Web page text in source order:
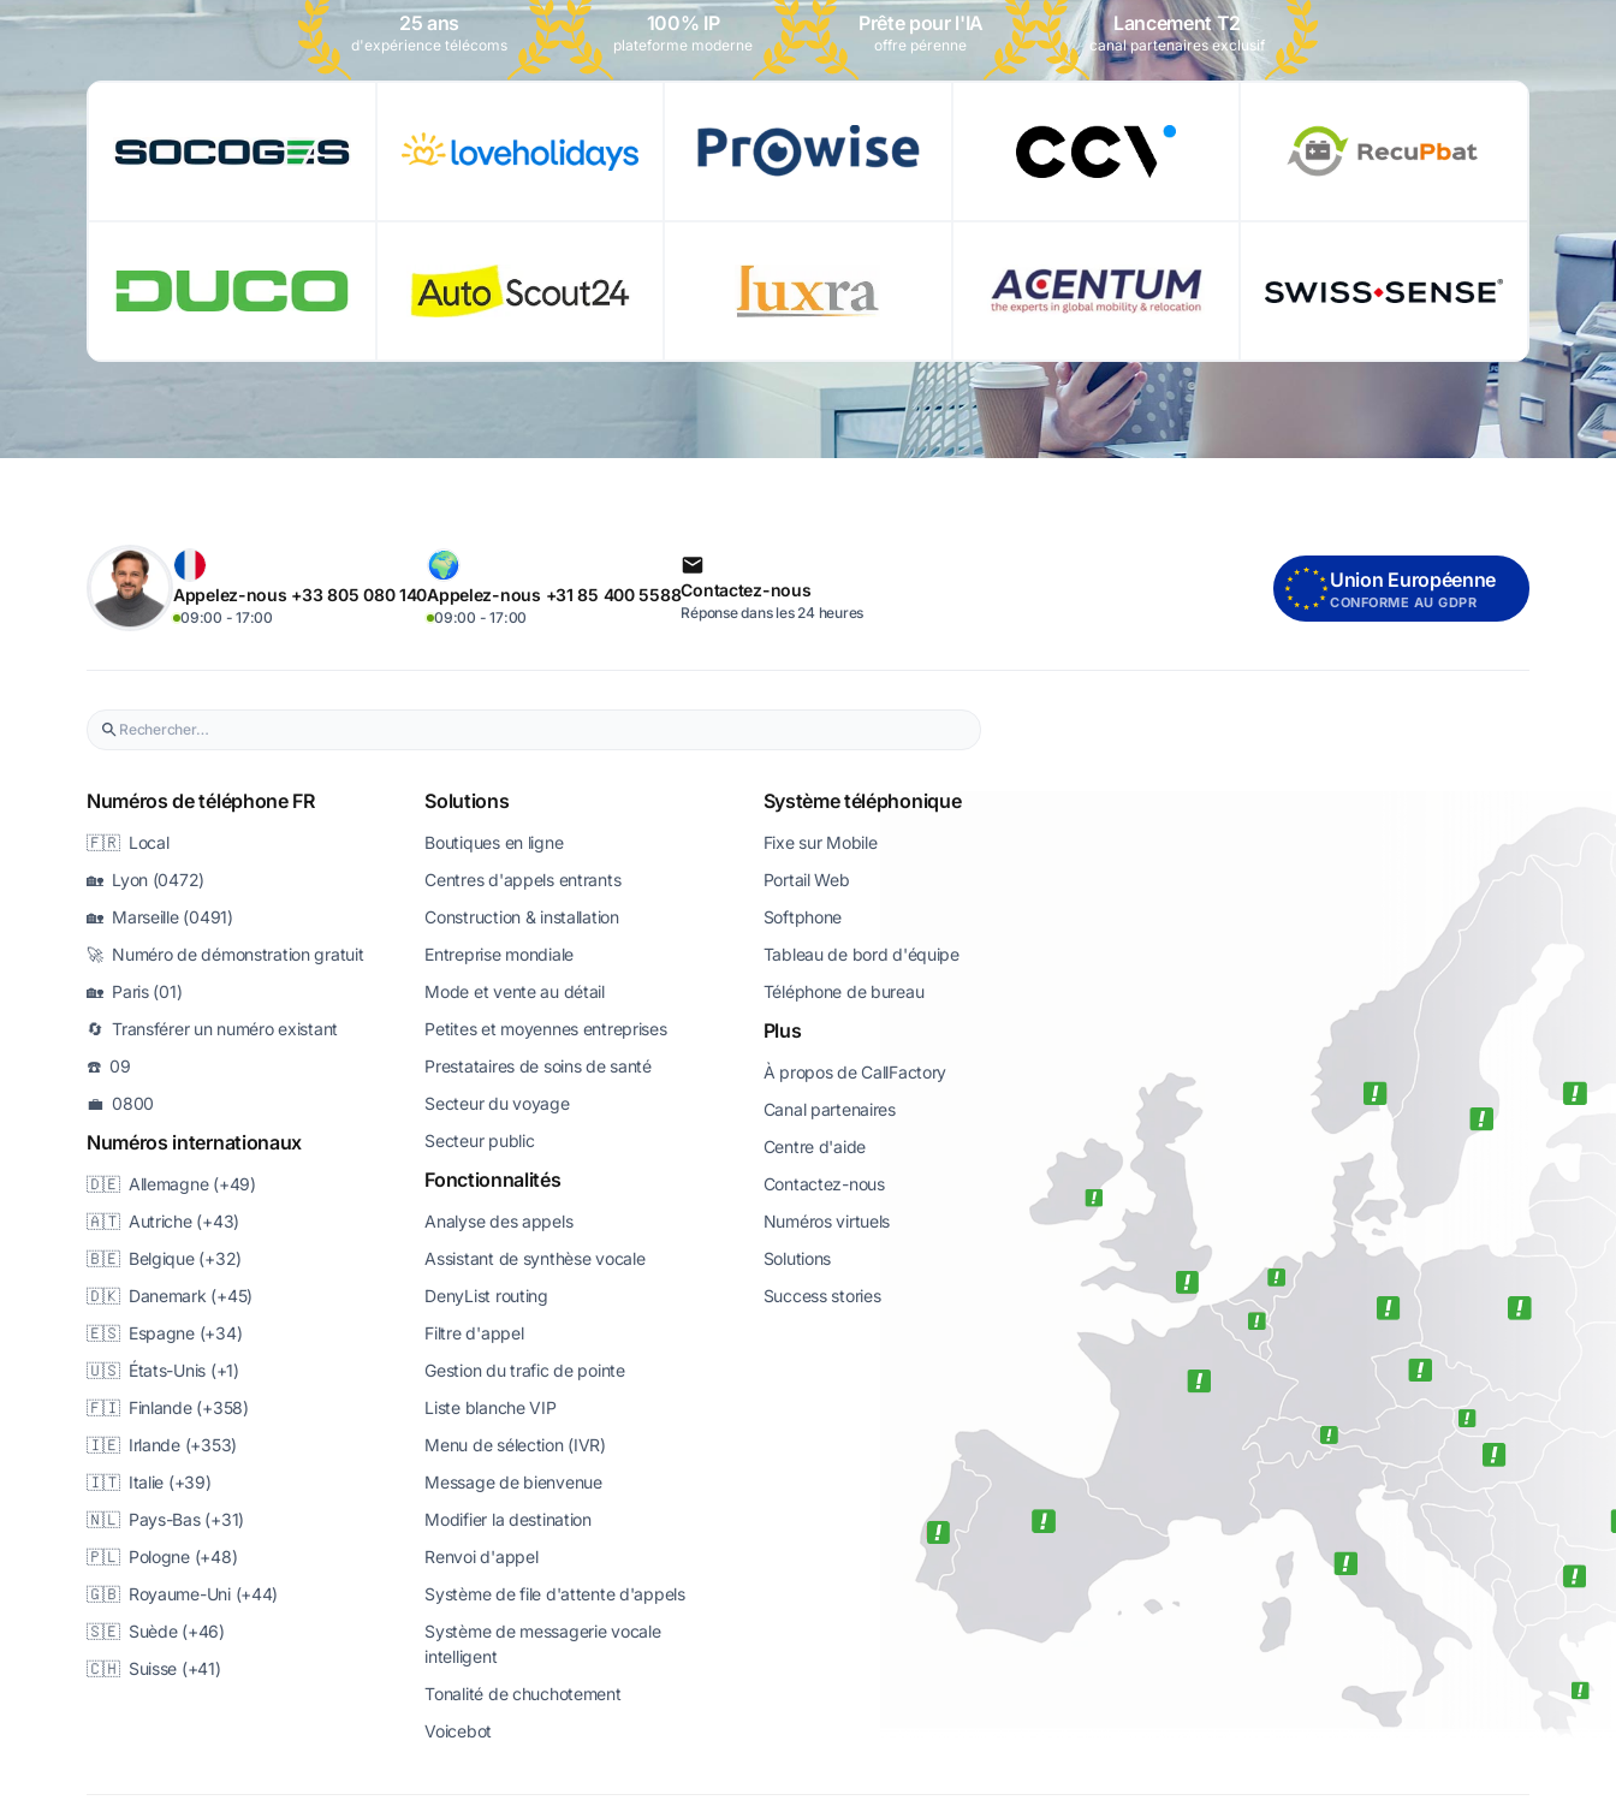
25 ans
d'expérience télécoms
100% IP
plateforme moderne
Prête pour l'IA
offre pérenne
Lancement T2
canal partenaires exclusif
Appelez-nous +33 805 080 140
09:00 - 17:00
Appelez-nous +31 85 400 5588
09:00 - 17:00
Contactez-nous
Réponse dans les 24 heures
Union Européenne
CONFORME AU GDPR
Numéros de téléphone FR
🇫🇷 Local
🏡 Lyon (0472)
🏡 Marseille (0491)
🚀 Numéro de démonstration gratuit
🏡 Paris (01)
🔄 Transférer un numéro existant
☎️ 09
💼 0800
Numéros internationaux
🇩🇪 Allemagne (+49)
🇦🇹 Autriche (+43)
🇧🇪 Belgique (+32)
🇩🇰 Danemark (+45)
🇪🇸 Espagne (+34)
🇺🇸 États-Unis (+1)
🇫🇮 Finlande (+358)
🇮🇪 Irlande (+353)
🇮🇹 Italie (+39)
🇳🇱 Pays-Bas (+31)
🇵🇱 Pologne (+48)
🇬🇧 Royaume-Uni (+44)
🇸🇪 Suède (+46)
🇨🇭 Suisse (+41)
Solutions
Boutiques en ligne
Centres d'appels entrants
Construction & installation
Entreprise mondiale
Mode et vente au détail
Petites et moyennes entreprises
Prestataires de soins de santé
Secteur du voyage
Secteur public
Fonctionnalités
Analyse des appels
Assistant de synthèse vocale
DenyList routing
Filtre d'appel
Gestion du trafic de pointe
Liste blanche VIP
Menu de sélection (IVR)
Message de bienvenue
Modifier la destination
Renvoi d'appel
Système de file d'attente d'appels
Système de messagerie vocale
intelligent
Tonalité de chuchotement
Voicebot
Système téléphonique
Fixe sur Mobile
Portail Web
Softphone
Tableau de bord d'équipe
Téléphone de bureau
Plus
À propos de CallFactory
Canal partenaires
Centre d'aide
Contactez-nous
Numéros virtuels
Solutions
Success stories